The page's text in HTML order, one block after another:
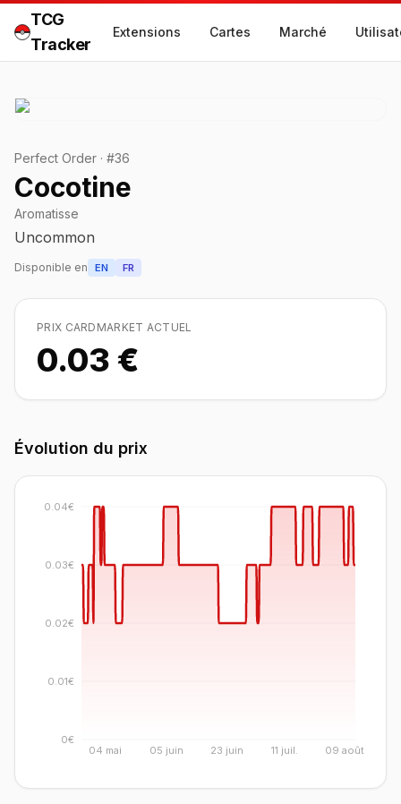
TCG
Tracker
Extensions Cartes Marché
Perfect Order · #36
Cocotine
Aromatisse
Uncommon
Disponible en EN FR
PRIX CARDMARKET ACTUEL
0.03 €
Évolution du prix
04 mai 05 juin 23 juin 11 juil. 09 août
0€
0.01€
0.02€
0.03€
0.04€